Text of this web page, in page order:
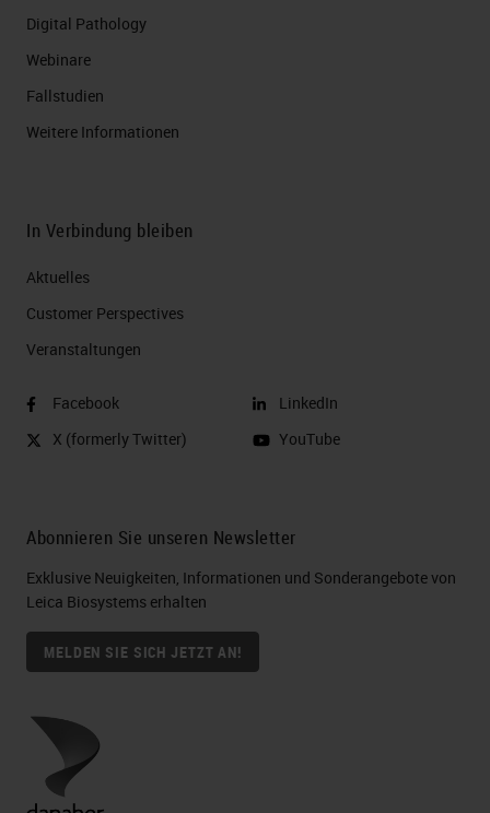
Digital Pathology
Webinare
Fallstudien
Weitere Informationen
In Verbindung bleiben
Aktuelles
Customer Perspectives​
Veranstaltungen
Facebook
X (formerly Twitter)
LinkedIn
YouTube
Abonnieren Sie unseren Newsletter
Exklusive Neuigkeiten, Informationen und Sonderangebote von
Leica Biosystems erhalten
MELDEN SIE SICH JETZT AN!